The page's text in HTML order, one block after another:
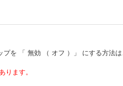
を 「 無効 （ オフ ）」 にする方法は
ます。